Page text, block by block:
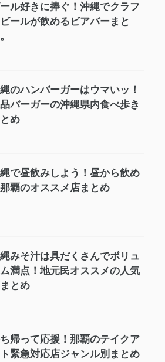
ル好きに捧ぐ！沖縄でクラフ
ビールが飲めるビアバーまと
のハンバーガーはウマいッ！
バーガーの沖縄県内食べ歩き
め
で昼飲みしよう！昼から飲め
覇のオススメ店まとめ
みそ汁は具だくさんでボリュ
満点！地元民オススメの人気
とめ
帰って応援！那覇のテイクア
緊急対応店ジャンル別まとめ